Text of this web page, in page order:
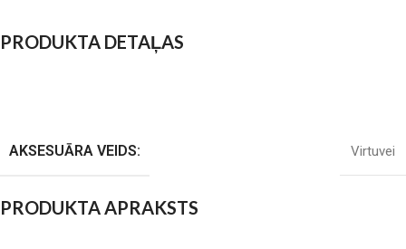
PRODUKTA DETAĻAS
AKSESUĀRA VEIDS: Virtuvei
PRODUKTA APRAKSTS